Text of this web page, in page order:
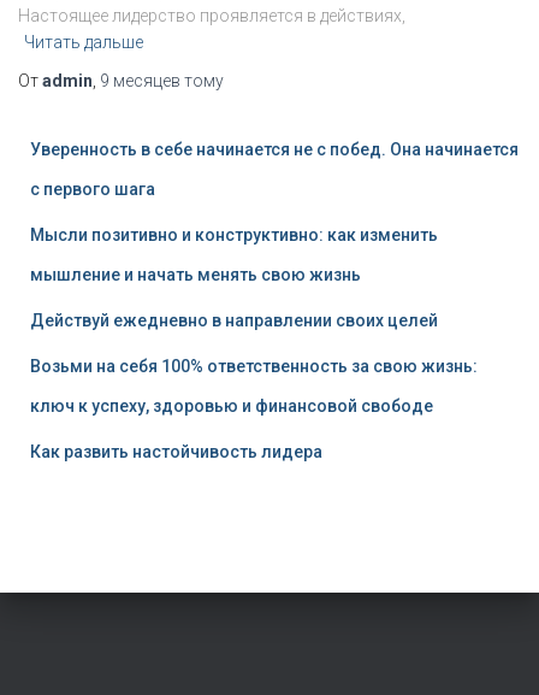
Настоящее лидерство проявляется в действиях,
Читать дальше
Отadmin 9 месяцев тому
Уверенность в себе начинается не с побед. Она начинается
с первого шага
Мысли позитивно и конструктивно: как изменить
мышление и начать менять свою жизнь
Действуй ежедневно в направлении своих целей
Возьми на себя 100% ответственность за свою жизнь:
ключ к успеху, здоровью и финансовой свободе
Как развить настойчивость лидера